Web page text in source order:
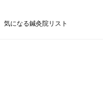
気になる鍼灸院リスト